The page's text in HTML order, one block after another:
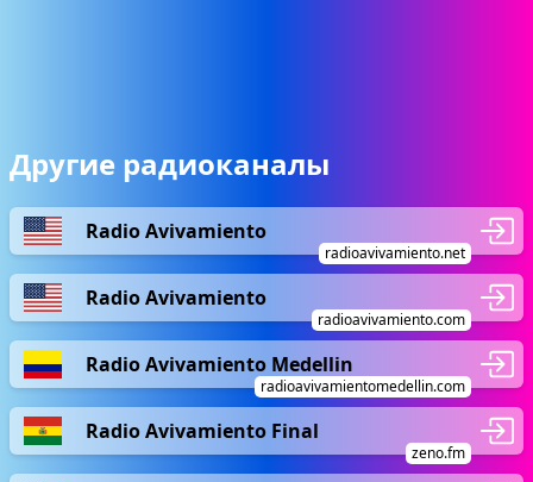
Другие радиоканалы
Radio Avivamiento
radioavivamiento.net
Radio Avivamiento
radioavivamiento.com
Radio Avivamiento Medellin
radioavivamientomedellin.com
Radio Avivamiento Final
zeno.fm